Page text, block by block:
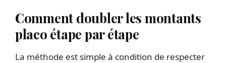
Comment doubler les montants
placo étape par étape
La méthode est simple à condition de respecter